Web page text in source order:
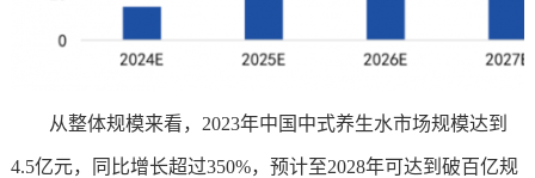
从整体规模来看，2023年中国中式养生水市场规模达到
4.5亿元，同比增长超过350%，预计至2028年可达到破百亿规